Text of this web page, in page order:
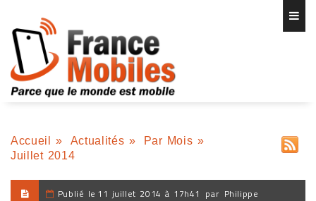
Accueil » Actualités » Par Mois »
Juillet 2014
Publié le 11 juillet 2014 à 17h41 par Philippe